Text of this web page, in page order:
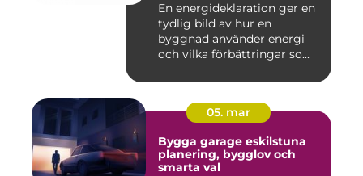
En energideklaration ger en
tydlig bild av hur en
byggnad använder energi
och vilka förbättringar so...
05. mar
Bygga garage eskilstuna
planering, bygglov och
smarta val